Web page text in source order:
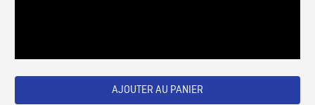
AJOUTER AU PANIER